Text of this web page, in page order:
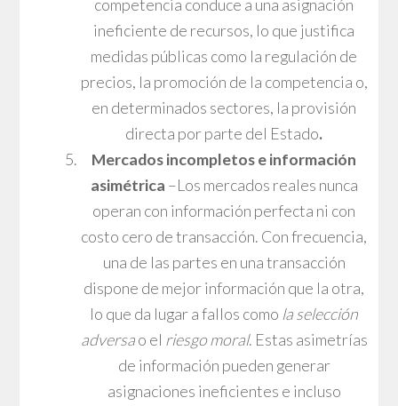
competencia conduce a una asignación
ineficiente de recursos, lo que justifica
medidas públicas como la regulación de
precios, la promoción de la competencia o,
en determinados sectores, la provisión
directa por parte del Estado.
Mercados incompletos e información
asimétrica –Los mercados reales nunca
operan con información perfecta ni con
costo cero de transacción. Con frecuencia,
una de las partes en una transacción
dispone de mejor información que la otra,
lo que da lugar a fallos como la selección
adversao el riesgo moral. Estas asimetrías
de información pueden generar
asignaciones ineficientes e incluso